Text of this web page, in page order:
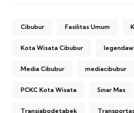
Cibubur Fasilitas Umum
Kota Wisata Cibubur
Media Cibubur mediacibubur
PCKC Kota Wisata Sinar Mas
Transjabodetabek